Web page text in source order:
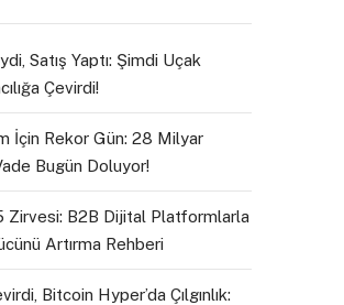
Satış Yaptı: Şimdi Uçak
Çevirdi!
İçin Rekor Gün: 28 Milyar
Bugün Doluyor!
Zirvesi: B2B Dijital Platformlarla
Artırma Rehberi
Bitcoin Hyper’da Çılgınlık: